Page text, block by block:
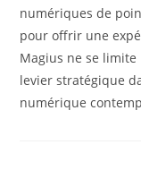
numériques de
pour offrir une
Magius ne se limite
levier stratégique
numérique